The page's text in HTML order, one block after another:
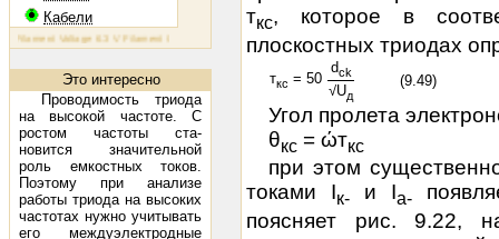
Кабели
Voltage 6.3 V Filament Current 1.6 A Plate Voltage (max) 800 V Plate Current (max) 230 mA Plate
Это интересно
Проводимость триода
на высокой частоте. С
ростом частоты ста­
новится значительной
роль емкостных токов.
Поэтому при анализе
работы триода на высоких
частотах нужно учитывать
его между­электродные
ткс, которое в
плоскостных триодах
ткс = 50
dck
(9.49)
√Uд
Угол пролета
θкс = ώткс
при этом
токами Iк- и Iа-
поясняет рис. 9.22,